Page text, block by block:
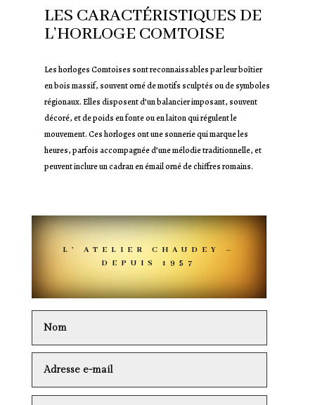
LES CARACTÉRISTIQUES DE
L’HORLOGE COMTOISE
Les horloges Comtoises sont reconnaissables par leur boîtier
en bois massif, souvent orné de motifs sculptés ou de symboles
régionaux. Elles disposent d’un balancier imposant, souvent
décoré, et de poids en fonte ou en laiton qui régulent le
mouvement. Ces horloges ont une sonnerie qui marque les
heures, parfois accompagnée d’une mélodie traditionnelle, et
peuvent inclure un cadran en émail orné de chiffres romains.
L’ ATELIER CHAUDEY –
DEPUIS 1957